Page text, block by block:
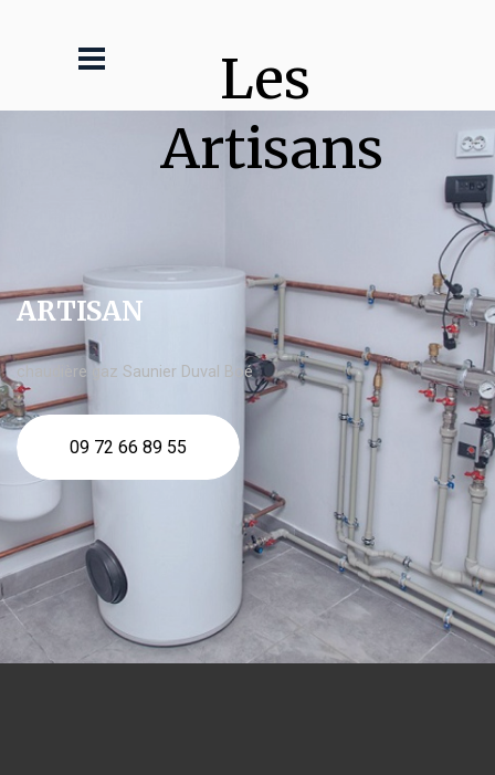
Les
Artisans
ARTISAN
chaudière gaz Saunier Duval Boé
09 72 66 89 55